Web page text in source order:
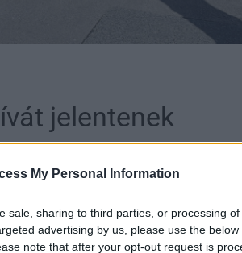
My Personal Information
sale, sharing to third parties, or processing
advertising by us, please use the
note that after your opt-out request is
jelentenek